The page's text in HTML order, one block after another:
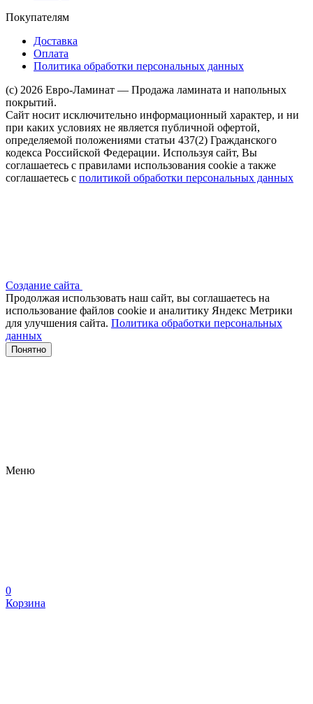
Покупателям
Доставка
Оплата
Политика обработки персональных данных
(c) 2026 Евро-Ламинат — Продажа ламината и напольных
покрытий.
Сайт носит исключительно информационный характер, и ни
при каких условиях не является публичной офертой,
определяемой положениями статьи 437(2) Гражданского
кодекса Российской Федерации. Используя сайт, Вы
соглашаетесь с правилами использования cookie а также
соглашаетесь с политикой обработки персональных данных
Создание сайта
Продолжая использовать наш сайт, вы соглашаетесь на
использование файлов сооkіе и аналитику Яндекс Метрики
для улучшения сайта. Политика обработки персональных
данных
Понятно
Меню
0
Корзина